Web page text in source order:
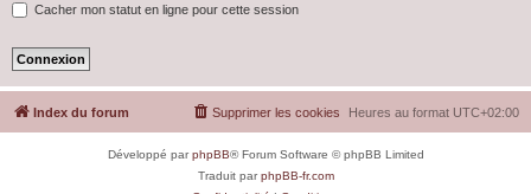
Cacher mon statut en ligne pour cette session
Index du forum Heures au format UTC+02:00
Supprimer les cookies
Développé parphpBB® Forum Software © phpBB Limited
Traduit parphpBB-fr.com